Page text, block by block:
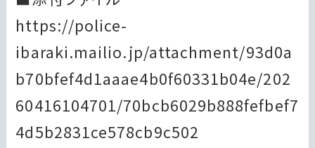
https://police-
ibaraki.mailio.jp/attachment/93d0a
b70bfef4d1aaae4b0f60331b04e/202
60416104701/70bcb6029b888fefbef7
4d5b2831ce578cb9c502